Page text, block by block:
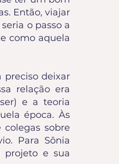
Então, viajar
o passo a
como aquela
preciso deixar
relação era
e a teoria
época. Às
sobre
Para Sônia
projeto e sua